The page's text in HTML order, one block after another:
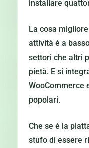
installare
La cosa
attività è a
settori che altri
pietà. E si
WooCommerce
popolari.
Che se è la
stufo di essere